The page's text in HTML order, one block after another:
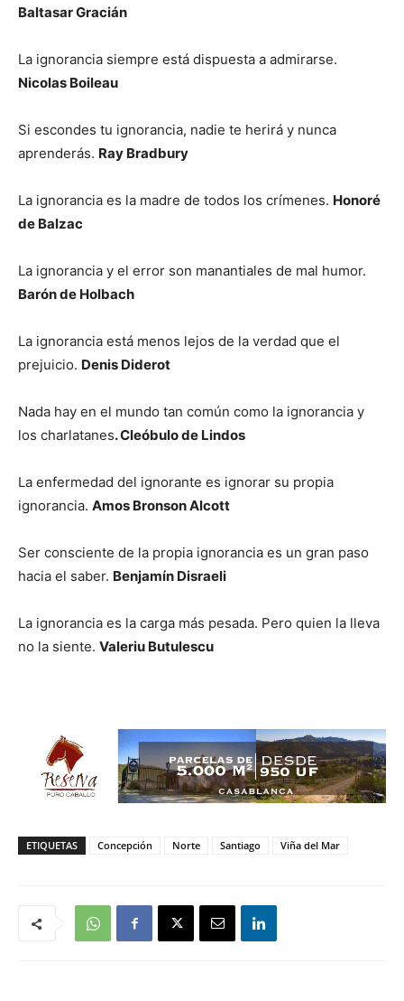
Baltasar Gracián
La ignorancia siempre está dispuesta a admirarse.
Nicolas Boileau
Si escondes tu ignorancia, nadie te herirá y nunca
aprenderás. Ray Bradbury
La ignorancia es la madre de todos los crímenes. Honoré
de Balzac
La ignorancia y el error son manantiales de mal humor.
Barón de Holbach
La ignorancia está menos lejos de la verdad que el
prejuicio. Denis Diderot
Nada hay en el mundo tan común como la ignorancia y
los charlatanes. Cleóbulo de Lindos
La enfermedad del ignorante es ignorar su propia
ignorancia. Amos Bronson Alcott
Ser consciente de la propia ignorancia es un gran paso
hacia el saber. Benjamín Disraeli
La ignorancia es la carga más pesada. Pero quien la lleva
no la siente. Valeriu Butulescu
ETIQUETAS Concepción Norte Santiago Viña del Mar